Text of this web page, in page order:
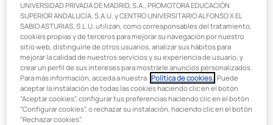
Un ejemplo básico
Unejemplo sencillo de álgebraes una ecuación de primer
grado:
x+3 = 8
En este caso, "x" es la incógnita que debemos calcular. Si
restamos 3 de ambos lados, obtenemos el valor de "x":
UNIVERSIDAD PRIVADA DE MADRID, S.A., PROMOTORA EDUCACIÓN
SUPERIOR ANDALUCÍA, S.A.U. y CENTRO UNIVERSITARIO ALFONSO X EL
SABIO ASTURIAS, S.L.U. utilizan, como corresponsables del tratamiento,
cookies propias y de terceros para mejorar su navegación por nuestro
sitio web, distinguirle de otros usuarios, analizar sus hábitos para
mejorar la calidad de nuestros servicios y su experiencia de usuario, y
crear un perfil de sus intereses para mostrarle anuncios personalizados.
Para más información, acceda a nuestra Política de cookies. . Puede
aceptar la instalación de todas las cookies haciendo clic en el botón
“Aceptar cookies”, configurar tus preferencias haciendo clic en el botón
“Configurar cookies”, o rechazar su instalación, haciendo clic en el botón
“Rechazar cookies”.